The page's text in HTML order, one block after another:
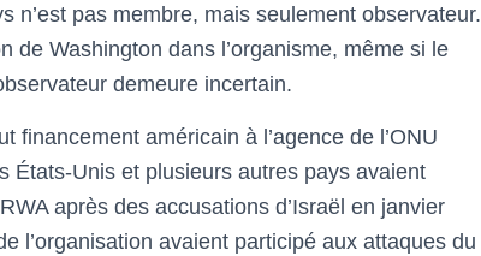
n’est pas membre, mais seulement observateur.
de Washington dans l’organisme, même si le
demeure incertain.
financement américain à l’agence de l’ONU
États-Unis et plusieurs autres pays avaient
après des accusations d’Israël en janvier
l’organisation avaient participé aux attaques du